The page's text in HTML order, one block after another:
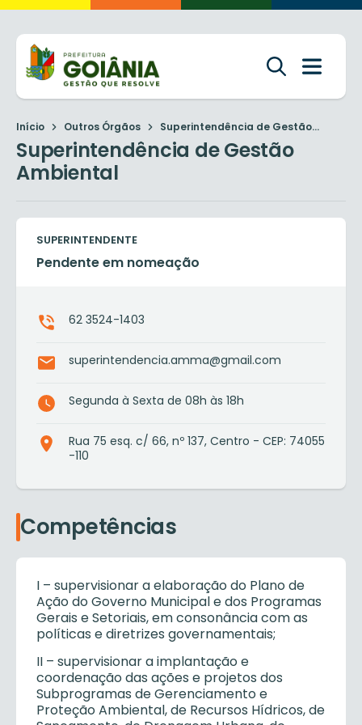
Início Outros Órgãos Superintendência de Gestão...
Superintendência de Gestão
Ambiental
SUPERINTENDENTE
Pendente em nomeação
62 3524-1403
superintendencia.amma@gmail.com
Segunda à Sexta de 08h às 18h
Rua 75 esq. c/ 66, nº 137, Centro - CEP: 74055
-110
Competências
I – supervisionar a elaboração do Plano de
Ação do Governo Municipal e dos Programas
Gerais e Setoriais, em consonância com as
políticas e diretrizes governamentais;
II – supervisionar a implantação e
coordenação das ações e projetos dos
Subprogramas de Gerenciamento e
Proteção Ambiental, de Recursos Hídricos, de